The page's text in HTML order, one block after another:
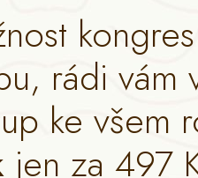
rádi vám
ke všem
jen za 497